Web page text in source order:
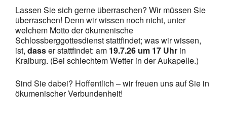
Lassen Sie sich gerne überraschen? Wir müssen Sie
überraschen! Denn wir wissen noch nicht, unter
welchem Motto der ökumenische
Schlossberggottesdienst stattfindet; was wir wissen,
ist, dasser stattfindet: am 19.7.26 um 17 Uhr in
Kraiburg. (Bei schlechtem Wetter in der Aukapelle.)
Sind Sie dabei? Hoffentlich – wir freuen uns auf Sie in
ökumenischer Verbundenheit!